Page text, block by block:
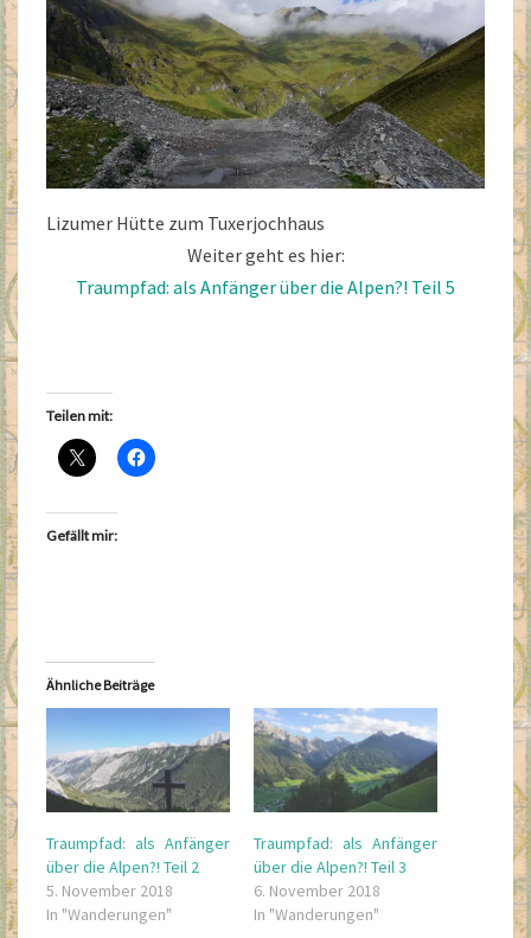
Lizumer Hütte zum Tuxerjochhaus
Weiter geht es hier:
Traumpfad: als Anfänger über die Alpen?! Teil 5
Teilen mit:
Gefällt mir:
Ähnliche Beiträge
Traumpfad: als Anfänger
über die Alpen?! Teil 2
5. November 2018
In "Wanderungen"
Traumpfad: als Anfänger
über die Alpen?! Teil 3
6. November 2018
In "Wanderungen"